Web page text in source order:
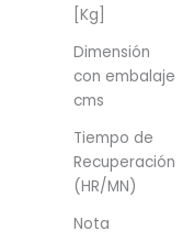
[Kg]
Dimensión
con embalaje
cms
Tiempo de
Recuperación
(HR/MN)
Nota